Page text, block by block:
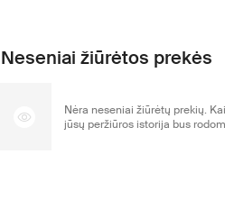
Neseniai žiūrėtos prekės
Nėra neseniai žiūrėtų prekių.
jūsų peržiūros istorija bus